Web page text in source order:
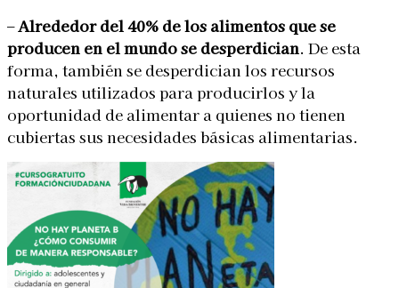
–Alrededor del 40% de los alimentos que se
producen en el mundo se desperdician. De esta
forma, también se desperdician los recursos
naturales utilizados para producirlos y la
oportunidad de alimentar a quienes no tienen
cubiertas sus necesidades básicas alimentarias.